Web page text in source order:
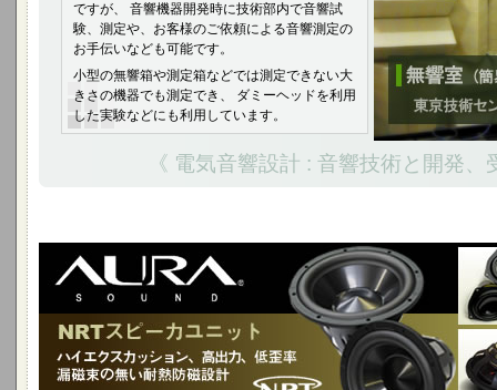
ですが、 音響機器開発時に技術部内で音響試
験、測定や、お客様のご依頼による音響測定の
お手伝いなども可能です。
小型の無響箱や測定箱などでは測定できない大
きさの機器でも測定でき、 ダミーヘッドを利用
した実験などにも利用しています。
《 電気音響設計 : 音響技術と開発、